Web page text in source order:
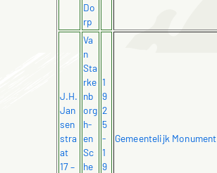
Do
rp
J.H.
Jan
sen
stra
at
17 –
Va
n
Sta
rke
nb
org
h-
en
Sc
he
1
9
2
5
-
1
9
Gemeentelijk Monument